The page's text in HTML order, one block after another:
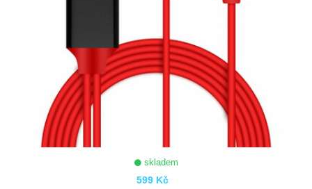
skladem
599 Kč